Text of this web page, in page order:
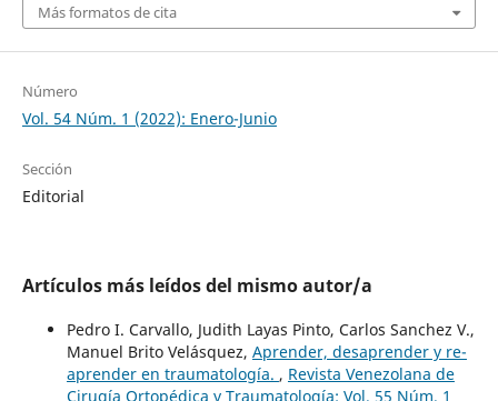
Más formatos de cita
Número
Vol. 54 Núm. 1 (2022): Enero-Junio
Sección
Editorial
Artículos más leídos del mismo autor/a
Pedro I. Carvallo, Judith Layas Pinto, Carlos Sanchez V.,
Manuel Brito Velásquez, Aprender, desaprender y re-
aprender en traumatología. , Revista Venezolana de
Cirugía Ortopédica y Traumatología: Vol. 55 Núm. 1